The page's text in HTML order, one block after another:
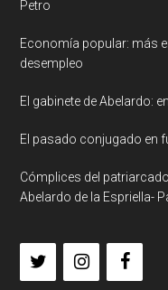
Petro
Economía popular: más
desempleo
El gabinete de Abelardo:
El pasado conjugado en
Cómplices del
Abelardo de la Espriella-